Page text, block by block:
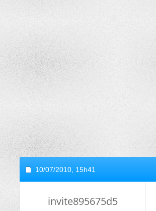
10/07/2010, 15h41
invite895675d5